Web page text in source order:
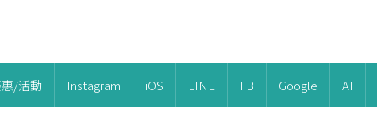
/活動 Instagram iOS LINE FB Google AI